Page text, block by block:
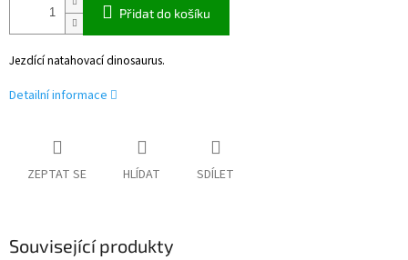
Přidat do košíku
Jezdící natahovací dinosaurus.
Detailní informace
ZEPTAT SE HLÍDAT SDÍLET
Související produkty